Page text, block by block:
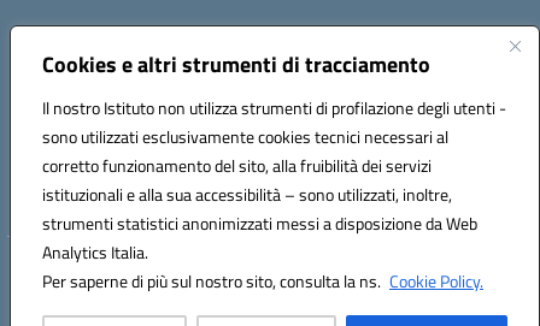
Cookies e altri strumenti di tracciamento
Il nostro Istituto non utilizza strumenti di profilazione degli utenti -
sono utilizzati esclusivamente cookies tecnici necessari al
corretto funzionamento del sito, alla fruibilità dei servizi
istituzionali e alla sua accessibilità – sono utilizzati, inoltre,
strumenti statistici anonimizzati messi a disposizione da Web
Analytics Italia.
Per saperne di più sul nostro sito, consulta la ns. Cookie Policy.
Indirizzo:
Centralino:0881636571 Email:fgps040004@istruzione.it
Codice fiscale: 80031370713
Codice meccanografico:
FGPS040004
Codice Indice delle Pubbliche Amministrazioni (IPA): istsc_fgps040004
Hosting & Powered by 3D Solution S.r.l.
Concept & Design by Designers Italia